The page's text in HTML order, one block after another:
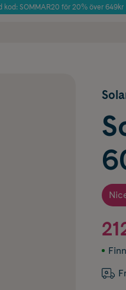
kod: SOMMAR20 för 20% över 649kr